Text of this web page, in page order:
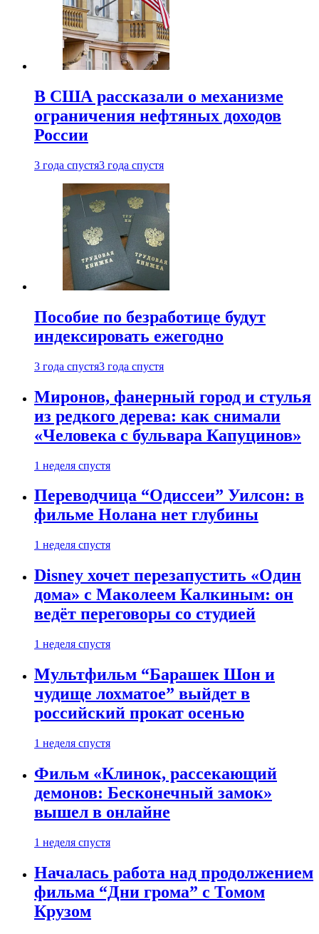
В США рассказали о механизме
ограничения нефтяных доходов
России
3 года спустя3 года спустя
Пособие по безработице будут
индексировать ежегодно
3 года спустя3 года спустя
Миронов, фанерный город и стулья
из редкого дерева: как снимали
«Человека с бульвара Капуцинов»
1 неделя спустя
Переводчица “Одиссеи” Уилсон: в
фильме Нолана нет глубины
1 неделя спустя
Disney хочет перезапустить «Один
дома» с Маколеем Калкиным: он
ведёт переговоры со студией
1 неделя спустя
Мультфильм “Барашек Шон и
чудище лохматое” выйдет в
российский прокат осенью
1 неделя спустя
Фильм «Клинок, рассекающий
демонов: Бесконечный замок»
вышел в онлайне
1 неделя спустя
Началась работа над продолжением
фильма “Дни грома” с Томом
Крузом